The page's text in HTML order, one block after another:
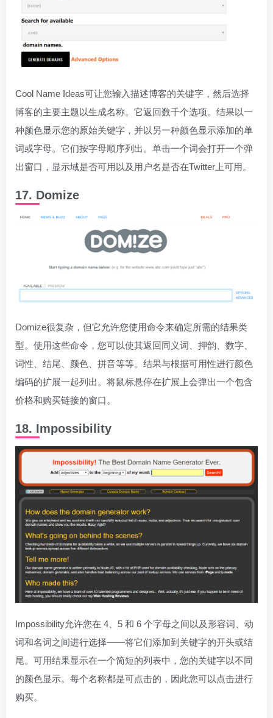
Cool Name Ideas可让您输入描述博客的关键字，然后选择
博客的主要主题以生成名称。它返回数千个选项。结果以一
种颜色显示您的原始关键字，并以另一种颜色显示添加的单
词或字母。它们按字母顺序列出。单击一个词会打开一个弹
出窗口，显示域是否可用以及用户名是否在Twitter上可用。
17. Domize
Domize很复杂，但它允许您使用命令来确定所需的结果类
型。使用这些命令，您可以使其返回同义词、押韵、数字、
词性、结尾、颜色、拼音等等。结果与根据可用性进行颜色
编码的扩展一起列出。将鼠标悬停在扩展上会弹出一个包含
价格和购买链接的窗口。
18. Impossibility
Impossibility允许您在 4、5 和 6 个字母之间以及形容词、动
词和名词之间进行选择——将它们添加到关键字的开头或结
尾。可用结果显示在一个简短的列表中，您的关键字以不同
的颜色显示。每个名称都是可点击的，因此您可以点击进行
购买。